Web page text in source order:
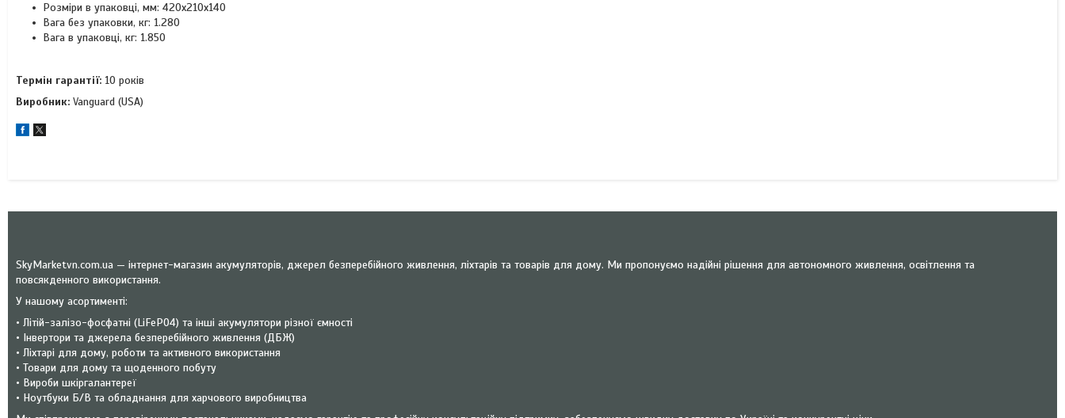
Розміри в упаковці, мм: 420x210х140
Вага без упаковки, кг: 1.280
Вага в упаковці, кг: 1.850
Термін гарантії: 10 років
Виробник: Vanguard (USA)
SkyMarketvn.com.ua — інтернет-магазин акумуляторів, джерел безперебійного живлення, ліхтарів та товарів для дому. Ми пропонуємо надійні рішення для автономного живлення, освітлення та
повсякденного використання.
У нашому асортименті:
• Літій-залізо-фосфатні (LiFePO4) та інші акумулятори різної ємності
• Інвертори та джерела безперебійного живлення (ДБЖ)
• Ліхтарі для дому, роботи та активного використання
• Товари для дому та щоденного побуту
• Вироби шкіргалантереї
• Ноутбуки Б/В та обладнання для харчового виробництва